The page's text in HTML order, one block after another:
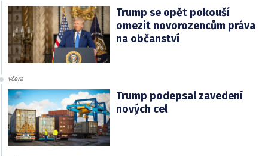
Trump se opět pokouší
omezit novorozencům práva
na občanství
včera
Trump podepsal zavedení
nových cel